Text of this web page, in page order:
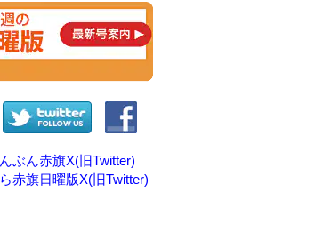
ぶん赤旗X(旧Twitter)
赤旗日曜版X(旧Twitter)